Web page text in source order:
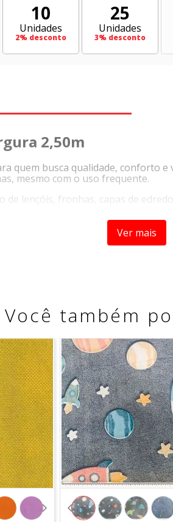
10
Unidades
2% desconto
25
Unidades
3% desconto
2,50m
quem busca qualidade, conforto
mesmo com o uso frequente.
lençóis, fronhas, capas de
Ver mais
Você também